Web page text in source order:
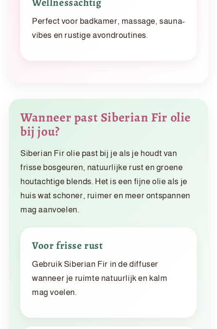
Perfect voor badkamer, massage, sauna-
vibes en rustige avondroutines.
Wanneer past Siberian Fir olie
bij jou?
Siberian Fir olie past bij je als je houdt van
frisse bosgeuren, natuurlijke rust en groene
houtachtige blends. Het is een fijne olie als je
huis wat schoner, ruimer en meer ontspannen
mag aanvoelen.
Voor frisse rust
Gebruik Siberian Fir in de diffuser
wanneer je ruimte natuurlijk en kalm
mag voelen.